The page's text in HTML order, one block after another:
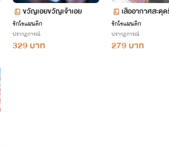
ขวัญเอยขวัญเจ้าเอย
รักโรแมนติก
ปรากฏการณ์
329 บาท
เสืออากาศสะดุ
t Locked Target
รักโรแมนติก
ปรากฏการณ์
279 บาท